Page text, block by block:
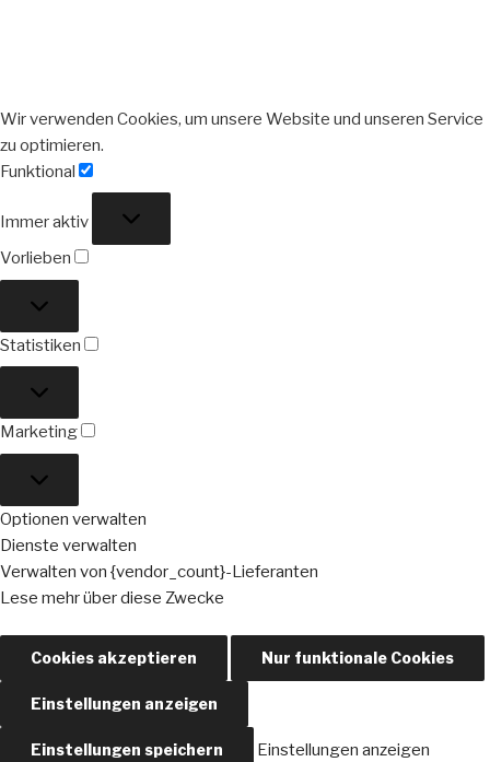
Wir verwenden Cookies, um unsere Website und unseren Service
zu optimieren.
Funktional
Immer aktiv
Vorlieben
Statistiken
Marketing
Optionen verwalten
Dienste verwalten
Verwalten von {vendor_count}-Lieferanten
Lese mehr über diese Zwecke
Cookies akzeptieren Nur funktionale Cookies
Einstellungen anzeigen
Einstellungen speichern
Einstellungen anzeigen